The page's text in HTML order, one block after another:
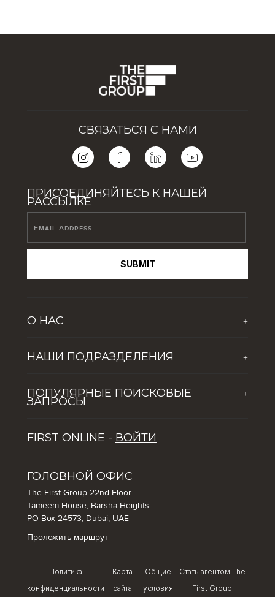
СВЯЗАТЬСЯ С НАМИ
ПРИСОЕДИНЯЙТЕСЬ К НАШЕЙ
РАССЫЛКЕ
SUBMIT
О НАС +
Новости
Вакансии
НАШИ ПОДРАЗДЕЛЕНИЯ +
Global Solutions by The First Group
Управление активами
ПОПУЛЯРНЫЕ ПОИСКОВЫЕ
ЗАПРОСЫ
+
ТУРИСТОВ
Как инвестировать в Дубай: использование
возможностей в сфере недвижимости и гостиничного
бизнеса города
FIRST ONLINE - ВОЙТИ
ГОЛОВНОЙ ОФИС
The First Group 22nd Floor
Tameem House, Barsha Heights
PO Box 24573, Dubai, UAE
Проложить маршрут
Политика
конфиденциальности
Карта
сайта
Общие
условия
Стать агентом The
First Group